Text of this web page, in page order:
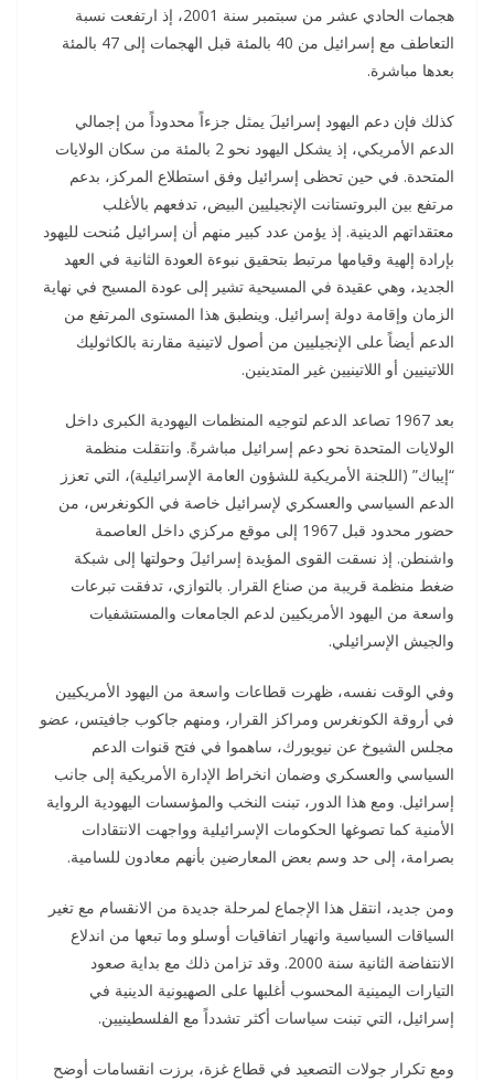
هجمات الحادي عشر من سبتمبر سنة 2001، إذ ارتفعت نسبة
التعاطف مع إسرائيل من 40 بالمئة قبل الهجمات إلى 47 بالمئة
بعدها مباشرة.
كذلك فإن دعم اليهود إسرائيلَ يمثل جزءاً محدوداً من إجمالي
الدعم الأمريكي، إذ يشكل اليهود نحو 2 بالمئة من سكان الولايات
المتحدة. في حين تحظى إسرائيل وفق استطلاع المركز، بدعم
مرتفع بين البروتستانت الإنجيليين البيض، تدفعهم بالأغلب
معتقداتهم الدينية. إذ يؤمن عدد كبير منهم أن إسرائيل مُنحت لليهود
بإرادة إلهية وقيامها مرتبط بتحقيق نبوءة العودة الثانية في العهد
الجديد، وهي عقيدة في المسيحية تشير إلى عودة المسيح في نهاية
الزمان وإقامة دولة إسرائيل. وينطبق هذا المستوى المرتفع من
الدعم أيضاً على الإنجيليين من أصول لاتينية مقارنة بالكاثوليك
اللاتينيين أو اللاتينيين غير المتدينين.
بعد 1967 تصاعد الدعم لتوجيه المنظمات اليهودية الكبرى داخل
الولايات المتحدة نحو دعم إسرائيل مباشرةً. وانتقلت منظمة
“إيباك” (اللجنة الأمريكية للشؤون العامة الإسرائيلية)، التي تعزز
الدعم السياسي والعسكري لإسرائيل خاصة في الكونغرس، من
حضور محدود قبل 1967 إلى موقع مركزي داخل العاصمة
واشنطن. إذ نسقت القوى المؤيدة إسرائيلَ وحولتها إلى شبكة
ضغط منظمة قريبة من صناع القرار. بالتوازي، تدفقت تبرعات
واسعة من اليهود الأمريكيين لدعم الجامعات والمستشفيات
والجيش الإسرائيلي.
وفي الوقت نفسه، ظهرت قطاعات واسعة من اليهود الأمريكيين
في أروقة الكونغرس ومراكز القرار، ومنهم جاكوب جافيتس، عضو
مجلس الشيوخ عن نيويورك، ساهموا في فتح قنوات الدعم
السياسي والعسكري وضمان انخراط الإدارة الأمريكية إلى جانب
إسرائيل. ومع هذا الدور، تبنت النخب والمؤسسات اليهودية الرواية
الأمنية كما تصوغها الحكومات الإسرائيلية وواجهت الانتقادات
بصرامة، إلى حد وسم بعض المعارضين بأنهم معادون للسامية.
ومن جديد، انتقل هذا الإجماع لمرحلة جديدة من الانقسام مع تغير
السياقات السياسية وانهيار اتفاقيات أوسلو وما تبعها من اندلاع
الانتفاضة الثانية سنة 2000. وقد تزامن ذلك مع بداية صعود
التيارات اليمينية المحسوب أغلبها على الصهيونية الدينية في
إسرائيل، التي تبنت سياسات أكثر تشدداً مع الفلسطينيين.
ومع تكرار جولات التصعيد في قطاع غزة، برزت انقسامات أوضح